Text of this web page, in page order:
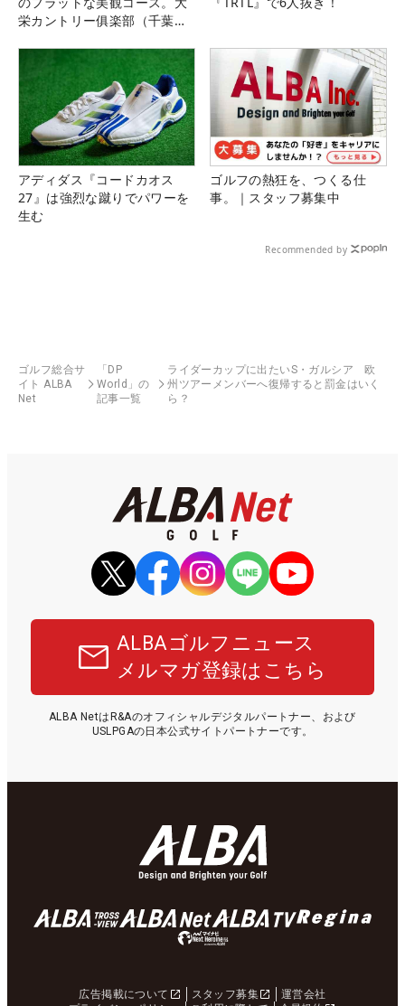
栄カントリー俱楽部（千葉
アディダス『コードカオス
27』は強烈な蹴りでパワーを
生む
ゴルフの熱狂を、つくる仕
事。｜スタッフ募集中
Recommended by
ゴルフ総合サ
イト ALBA
Net
「DP
World」の
記事一覧
ライダーカップに出たいS・ガルシア 欧
州ツアーメンバーへ復帰すると罰金はいく
ら？
ALBAゴルフニュース
メルマガ登録はこちら
ALBA NetはR&Aのオフィシャルデジタルパートナー、および
USLPGAの日本公式サイトパートナーです。
広告掲載について スタッフ募集
運営会社